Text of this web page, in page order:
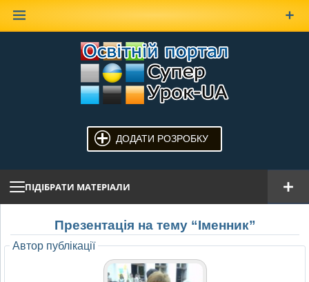
ДОДАТИ РОЗРОБКУ
ПІДІБРАТИ МАТЕРІАЛИ
Презентація на тему “Іменник”
Автор публікації